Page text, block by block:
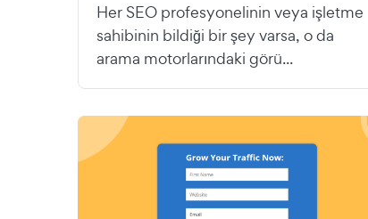
Her SEO profesyonelinin veya işletme
sahibinin bildiği bir şey varsa, o da
arama motorlarındaki görü...